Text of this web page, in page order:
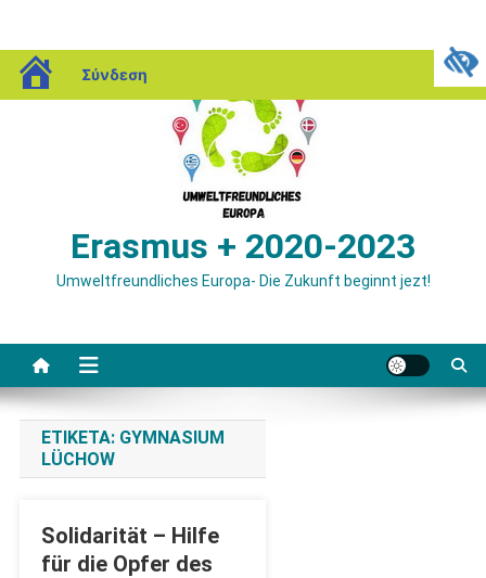
blogs.sch.gr
Σύνδεση
Μεταπηδήστε
στο
Erasmus + 2020-2023
Umweltfreundliches Europa- Die Zukunft beginnt jezt!
ΕΤΙΚΈΤΑ: GYMNASIUM
LÜCHOW
Solidarität – Hilfe
für die Opfer des